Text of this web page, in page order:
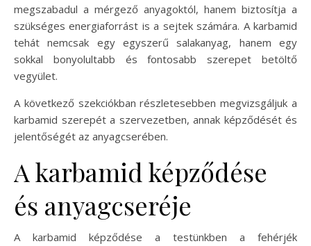
megszabadul a mérgező anyagoktól, hanem biztosítja a
szükséges energiaforrást is a sejtek számára. A karbamid
tehát nemcsak egy egyszerű salakanyag, hanem egy
sokkal bonyolultabb és fontosabb szerepet betöltő
vegyület.
A következő szekciókban részletesebben megvizsgáljuk a
karbamid szerepét a szervezetben, annak képződését és
jelentőségét az anyagcserében.
A karbamid képződése
és anyagcseréje
A karbamid képződése a testünkben a fehérjék